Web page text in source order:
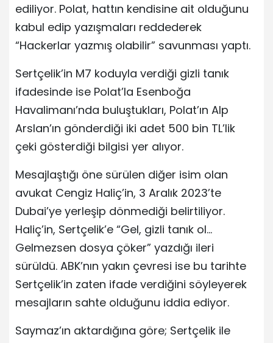
ediliyor. Polat, hattın kendisine ait olduğunu
kabul edip yazışmaları reddederek
“Hackerlar yazmış olabilir” savunması yaptı.
Sertçelik’in M7 koduyla verdiği gizli tanık
ifadesinde ise Polat’la Esenboğa
Havalimanı’nda buluştukları, Polat’ın Alp
Arslan’ın gönderdiği iki adet 500 bin TL’lik
çeki gösterdiği bilgisi yer alıyor.
Mesajlaştığı öne sürülen diğer isim olan
avukat Cengiz Haliç’in, 3 Aralık 2023’te
Dubai’ye yerleşip dönmediği belirtiliyor.
Haliç’in, Sertçelik’e “Gel, gizli tanık ol…
Gelmezsen dosya çöker” yazdığı ileri
sürüldü. ABK’nın yakın çevresi ise bu tarihte
Sertçelik’in zaten ifade verdiğini söyleyerek
mesajların sahte olduğunu iddia ediyor.
Saymaz’ın aktardığına göre; Sertçelik ile